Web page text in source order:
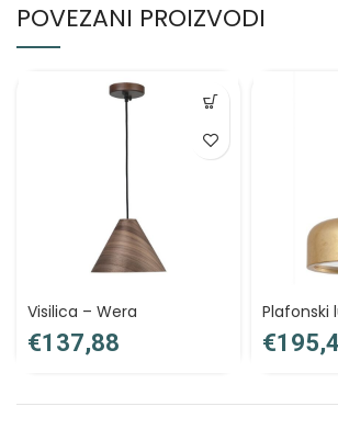
POVEZANI PROIZVODI
Visilica – Wera
€
Plafonski
€